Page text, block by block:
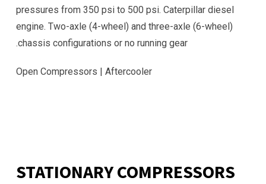
pressures from 350 psi to 500 psi. Caterpillar diesel
engine. Two-axle (4-wheel) and three-axle (6-wheel)
chassis configurations or no running gear.
Open Compressors | Aftercooler
STATIONARY COMPRESSORS